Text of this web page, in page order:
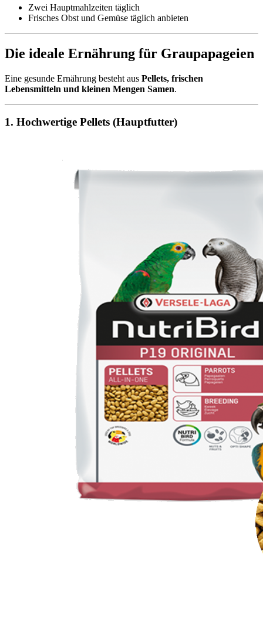
Zwei Hauptmahlzeiten täglich
Frisches Obst und Gemüse täglich anbieten
Die ideale Ernährung für Graupapageien
Eine gesunde Ernährung besteht aus Pellets, frischen
Lebensmitteln und kleinen Mengen Samen.
1. Hochwertige Pellets (Hauptfutter)